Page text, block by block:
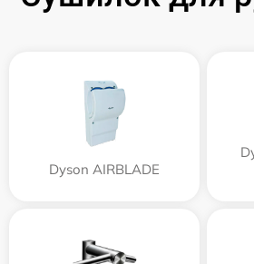
Dyson AIRBLADE